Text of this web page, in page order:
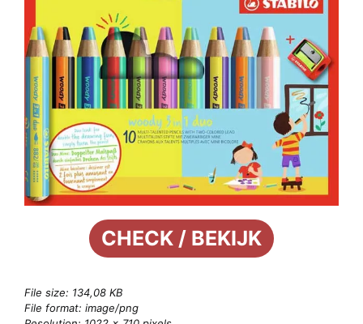
CHECK / BEKIJK
File size: 134,08 KB
File format: image/png